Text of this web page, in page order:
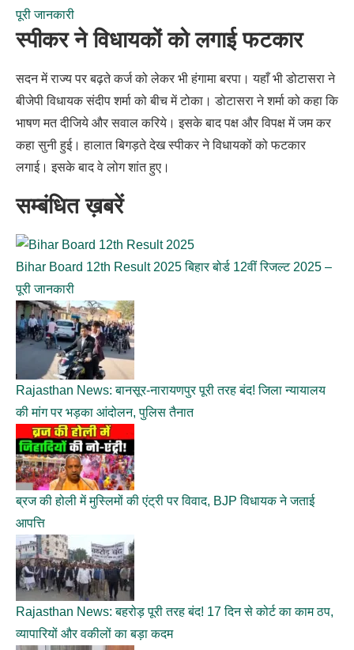
पूरी जानकारी
स्पीकर ने विधायकों को लगाई फटकार
सदन में राज्य पर बढ़ते कर्ज को लेकर भी हंगामा बरपा। यहाँ भी डोटासरा ने
बीजेपी विधायक संदीप शर्मा को बीच में टोका। डोटासरा ने शर्मा को कहा कि
भाषण मत दीजिये और सवाल करिये। इसके बाद पक्ष और विपक्ष में जम कर
कहा सुनी हुई। हालात बिगड़ते देख स्पीकर ने विधायकों को फटकार
लगाई। इसके बाद वे लोग शांत हुए।
सम्बंधित ख़बरें
Bihar Board 12th Result 2025 बिहार बोर्ड 12वीं रिजल्ट 2025 –
पूरी जानकारी
Rajasthan News: बानसूर-नारायणपुर पूरी तरह बंद! जिला न्यायालय
की मांग पर भड़का आंदोलन, पुलिस तैनात
ब्रज की होली में मुस्लिमों की एंट्री पर विवाद, BJP विधायक ने जताई
आपत्ति
Rajasthan News: बहरोड़ पूरी तरह बंद! 17 दिन से कोर्ट का काम ठप,
व्यापारियों और वकीलों का बड़ा कदम